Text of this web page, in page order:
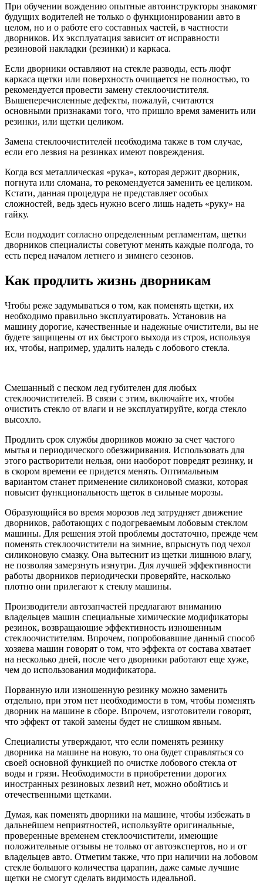
При обучении вождению опытные автоинструкторы знакомят
будущих водителей не только о функционировании авто в
целом, но и о работе его составных частей, в частности
дворников. Их эксплуатация зависит от исправности
резиновой накладки (резинки) и каркаса.
Если дворники оставляют на стекле разводы, есть люфт
каркаса щетки или поверхность очищается не полностью, то
рекомендуется провести замену стеклоочистителя.
Вышеперечисленные дефекты, пожалуй, считаются
основными признаками того, что пришло время заменить или
резинки, или щетки целиком.
Замена стеклоочистителей необходима также в том случае,
если его лезвия на резинках имеют повреждения.
Когда вся металлическая «рука», которая держит дворник,
погнута или сломана, то рекомендуется заменить ее целиком.
Кстати, данная процедура не представляет особых
сложностей, ведь здесь нужно всего лишь надеть «руку» на
гайку.
Если подходит согласно определенным регламентам, щетки
дворников специалисты советуют менять каждые полгода, то
есть перед началом летнего и зимнего сезонов.
Как продлить жизнь дворникам
Чтобы реже задумываться о том, как поменять щетки, их
необходимо правильно эксплуатировать. Установив на
машину дорогие, качественные и надежные очистители, вы не
будете защищены от их быстрого выхода из строя, используя
их, чтобы, например, удалить наледь с лобового стекла.
Смешанный с песком лед губителен для любых
стеклоочистителей. В связи с этим, включайте их, чтобы
очистить стекло от влаги и не эксплуатируйте, когда стекло
высохло.
Продлить срок службы дворников можно за счет частого
мытья и периодического обезжиривания. Использовать для
этого растворители нельзя, они наоборот повредят резинку, и
в скором времени ее придется менять. Оптимальным
вариантом станет применение силиконовой смазки, которая
повысит функциональность щеток в сильные морозы.
Образующийся во время морозов лед затрудняет движение
дворников, работающих с подогреваемым лобовым стеклом
машины. Для решения этой проблемы достаточно, прежде чем
поменять стеклоочистители на зимние, впрыснуть под чехол
силиконовую смазку. Она вытеснит из щетки лишнюю влагу,
не позволяя замерзнуть изнутри. Для лучшей эффективности
работы дворников периодически проверяйте, насколько
плотно они прилегают к стеклу машины.
Производители автозапчастей предлагают вниманию
владельцев машин специальные химические модификаторы
резинок, возвращающие эффективность изношенным
стеклоочистителям. Впрочем, попробовавшие данный способ
хозяева машин говорят о том, что эффекта от состава хватает
на несколько дней, после чего дворники работают еще хуже,
чем до использования модификатора.
Порванную или изношенную резинку можно заменить
отдельно, при этом нет необходимости в том, чтобы поменять
дворник на машине в сборе. Впрочем, изготовители говорят,
что эффект от такой замены будет не слишком явным.
Специалисты утверждают, что если поменять резинку
дворника на машине на новую, то она будет справляться со
своей основной функцией по очистке лобового стекла от
воды и грязи. Необходимости в приобретении дорогих
иностранных резиновых лезвий нет, можно обойтись и
отечественными щетками.
Думая, как поменять дворники на машине, чтобы избежать в
дальнейшем неприятностей, используйте оригинальные,
проверенные временем стеклоочистители, имеющие
положительные отзывы не только от автоэкспертов, но и от
владельцев авто. Отметим также, что при наличии на лобовом
стекле большого количества царапин, даже самые лучшие
щетки не смогут сделать видимость идеальной.